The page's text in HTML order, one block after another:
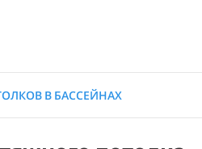
В БАССЕЙНАХ